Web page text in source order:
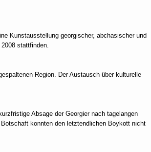
Kunstausstellung georgischer, abchasischer und
stattfinden.
Region. Der Austausch über kulturelle
Absage der Georgier nach tagelangen
konnten den letztendlichen Boykott nicht